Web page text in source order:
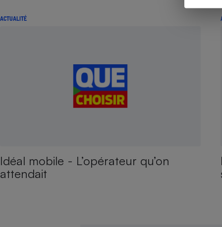
ACTUALITÉ
Idéal mobile - L’opérateur qu’on
attendait